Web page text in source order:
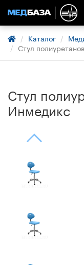
Каталог
Стул
Стул
Инмедикс